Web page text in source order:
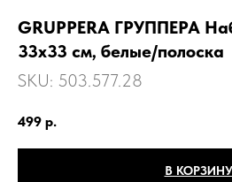
GRUPPERA ГРУППЕРА
33х33 см, белые/полоска
SKU: 503.577.28
499 р.
В КОРЗИНУ